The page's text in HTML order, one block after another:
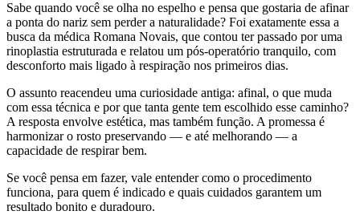
Sabe quando você se olha no espelho e pensa que gostaria de afinar
a ponta do nariz sem perder a naturalidade? Foi exatamente essa a
busca da médica Romana Novais, que contou ter passado por uma
rinoplastia estruturada e relatou um pós-operatório tranquilo, com
desconforto mais ligado à respiração nos primeiros dias.
O assunto reacendeu uma curiosidade antiga: afinal, o que muda
com essa técnica e por que tanta gente tem escolhido esse caminho?
A resposta envolve estética, mas também função. A promessa é
harmonizar o rosto preservando — e até melhorando — a
capacidade de respirar bem.
Se você pensa em fazer, vale entender como o procedimento
funciona, para quem é indicado e quais cuidados garantem um
resultado bonito e duradouro.